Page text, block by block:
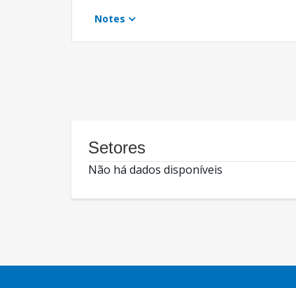
Notes
Setores
Não há dados disponíveis